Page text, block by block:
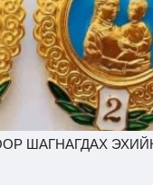
ШАГНАГДАХ